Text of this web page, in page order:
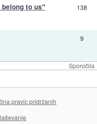
Sporočila
to us" 138
9
pravic pridržanih